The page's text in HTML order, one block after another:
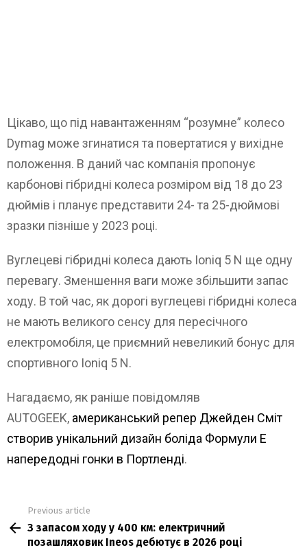
Цікаво, що під навантаженням “розумне” колесо
Dymag може згинатися та повертатися у вихідне
положення. В даний час компанія пропонує
карбонові гібридні колеса розміром від 18 до 23
дюймів і планує представити 24- та 25-дюймові
зразки пізніше у 2023 році.
Вуглецеві гібридні колеса дають Ioniq 5 N ще одну
перевагу. Зменшення ваги може збільшити запас
ходу. В той час, як дорогі вуглецеві гібридні колеса
не мають великого сенсу для пересічного
електромобіля, це приємний невеликий бонус для
спортивного Ioniq 5 N.
Нагадаємо, як раніше повідомляв
AUTOGEEK, американський репер Джейден Сміт
створив унікальний дизайн боліда Формули Е
напередодні гонки в Портленді.
more
Previous article
З запасом ходу у 400 км: електричний
позашляховик Ineos дебютує в 2026 році